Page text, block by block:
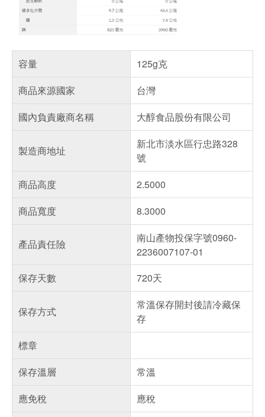
容量
125g克
商品來源國家
台灣
國內負責廠商名稱
大醇食品股份有限公司
製造商地址
新北市淡水區行忠路328
號
商品高度
2.5000
商品寬度
8.3000
產品責任險
南山產物投保字號0960-
2236007107-01
保存天數
720天
保存方式
常溫保存開封後請冷藏保
存
標章
保存溫層
常溫
應免稅
應稅